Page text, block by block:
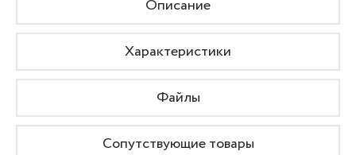
Описание
Характеристики
Файлы
Сопутствующие товары